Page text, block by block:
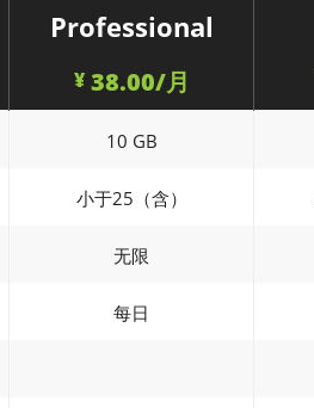
Professional
¥38.00/月
10 GB
小于25（含）
无限
每日